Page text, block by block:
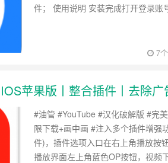
件； 使用说明 安装完成打开登录
7
苹果版丨整合插件丨去除广
#油管 #YouTube #汉化破解版 #完
限下载+画中画 #注入多个插件增
件)，插件选项入口在右上角播放按
播放界面左上角蓝色OP按钮，视